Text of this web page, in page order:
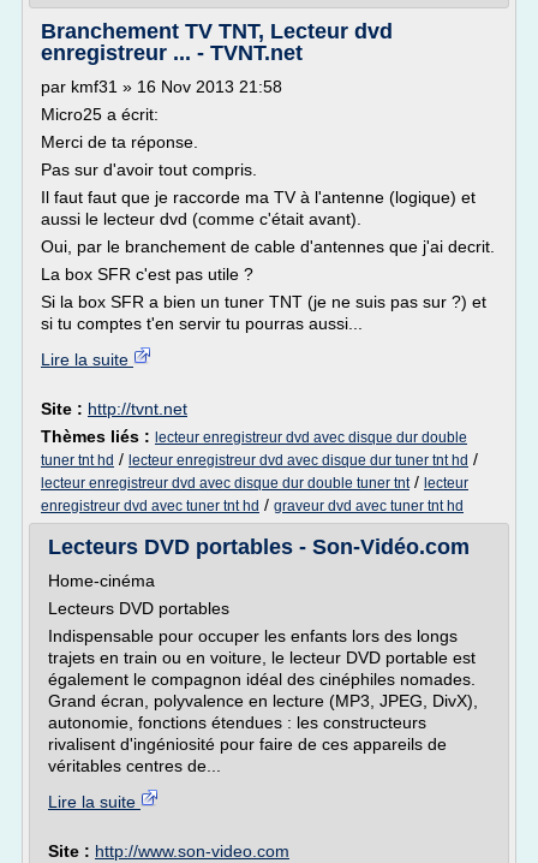
Branchement TV TNT, Lecteur dvd
enregistreur ... - TVNT.net
par kmf31 » 16 Nov 2013 21:58
Micro25 a écrit:
Merci de ta réponse.
Pas sur d'avoir tout compris.
Il faut faut que je raccorde ma TV à l'antenne (logique) et
aussi le lecteur dvd (comme c'était avant).
Oui, par le branchement de cable d'antennes que j'ai decrit.
La box SFR c'est pas utile ?
Si la box SFR a bien un tuner TNT (je ne suis pas sur ?) et
si tu comptes t'en servir tu pourras aussi...
Lire la suite
Site : http://tvnt.net
Thèmes liés : lecteur enregistreur dvd avec disque dur double
tuner tnt hd / lecteur enregistreur dvd avec disque dur tuner tnt hd /
lecteur enregistreur dvd avec disque dur double tuner tnt/ lecteur
enregistreur dvd avec tuner tnt hd / graveur dvd avec tuner tnt hd
Lecteurs DVD portables - Son-Vidéo.com
Home-cinéma
Lecteurs DVD portables
Indispensable pour occuper les enfants lors des longs
trajets en train ou en voiture, le lecteur DVD portable est
également le compagnon idéal des cinéphiles nomades.
Grand écran, polyvalence en lecture (MP3, JPEG, DivX),
autonomie, fonctions étendues : les constructeurs
rivalisent d'ingéniosité pour faire de ces appareils de
véritables centres de...
Lire la suite
Site : http://www.son-video.com